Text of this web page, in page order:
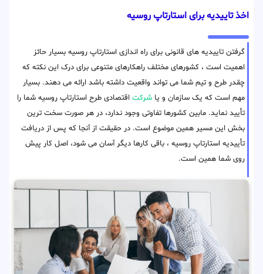
اخذ تاییدیه برای استارتاپ روسیه
گرفتن تاییدیه های قانونی برای راه اندازی استارتاپ روسیه بسیار حائز
اهمیت است ، کشورهای مختلف راهکارهای متنوعی برای درک این نکته که
چقدر طرح و تیم شما می تواند واقعیت داشته باشد ارائه می دهند. بسیار
مهم است که یک سازمان و یا شرکت اقتصادی طرح استارتاپ روسیه شما را
تأیید نماید. مابین کشورها تفاوتی وجود ندارد، در هر صورت سخت ترین
بخش این مسیر همین موضوع است. در حقیقت از آنجا که پس از دریافت
تأییدیه استارتاپ روسیه ، باقی کارها دیگر آسان می شود، اصل کار پیش
روی شما همین است.